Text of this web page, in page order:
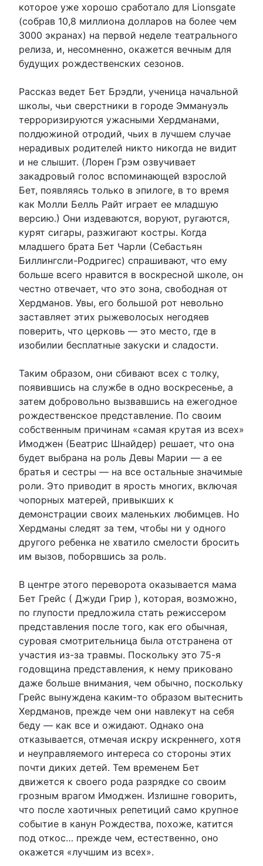
которое уже хорошо сработало для Lionsgate
(собрав 10,8 миллиона долларов на более чем
3000 экранах) на первой неделе театрального
релиза, и, несомненно, окажется вечным для
будущих рождественских сезонов.
Рассказ ведет Бет Брэдли, ученица начальной
школы, чьи сверстники в городе Эммануэль
терроризируются ужасными Хердманами,
полдюжиной отродий, чьих в лучшем случае
нерадивых родителей никто никогда не видит
и не слышит. (Лорен Грэм озвучивает
закадровый голос вспоминающей взрослой
Бет, появляясь только в эпилоге, в то время
как Молли Белль Райт играет ее младшую
версию.) Они издеваются, воруют, ругаются,
курят сигары, разжигают костры. Когда
младшего брата Бет Чарли (Себастьян
Биллингсли-Родригес) спрашивают, что ему
больше всего нравится в воскресной школе, он
честно отвечает, что это зона, свободная от
Хердманов. Увы, его большой рот невольно
заставляет этих рыжеволосых негодяев
поверить, что церковь — это место, где в
изобилии бесплатные закуски и сладости.
Таким образом, они сбивают всех с толку,
появившись на службе в одно воскресенье, а
затем добровольно вызвавшись на ежегодное
рождественское представление. По своим
собственным причинам «самая крутая из всех»
Имоджен (Беатрис Шнайдер) решает, что она
будет выбрана на роль Девы Марии — а ее
братья и сестры — на все остальные значимые
роли. Это приводит в ярость многих, включая
чопорных матерей, привыкших к
демонстрации своих маленьких любимцев. Но
Хердманы следят за тем, чтобы ни у одного
другого ребенка не хватило смелости бросить
им вызов, поборвшись за роль.
В центре этого переворота оказывается мама
Бет Грейс ( Джуди Грир ), которая, возможно,
по глупости предложила стать режиссером
представления после того, как его обычная,
суровая смотрительница была отстранена от
участия из-за травмы. Поскольку это 75-я
годовщина представления, к нему приковано
даже больше внимания, чем обычно, поскольку
Грейс вынуждена каким-то образом вытеснить
Хердманов, прежде чем они навлекут на себя
беду — как все и ожидают. Однако она
отказывается, отмечая искру искреннего, хотя
и неуправляемого интереса со стороны этих
почти диких детей. Тем временем Бет
движется к своего рода разрядке со своим
грозным врагом Имоджен. Излишне говорить,
что после хаотичных репетиций само крупное
событие в канун Рождества, похоже, катится
под откос… прежде чем, естественно, оно
окажется «лучшим из всех».